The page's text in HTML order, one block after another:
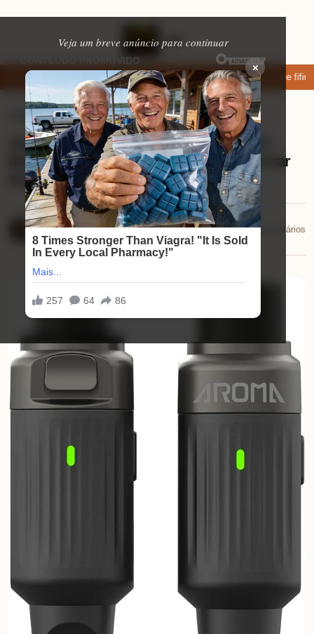
Veja um breve anúncio para continuar
×
apps de namoro que permitem enviar fotos e vídeos Microfone fifine
Celulares ⏱ 8 min de leitura
Análise KINGSTER VEDO AROMA: O
Microfone Sem Fio Que Vai Transformar
Suas Gravações!
Mariana Souza
18/12/2025
📅 18/12/2025💬 0 comentários